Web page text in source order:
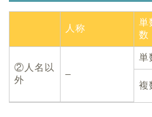
人称
単
数
②人名以
外
–
単
複